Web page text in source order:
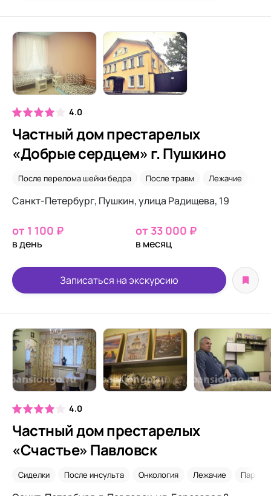
4.0
Частный дом престарелых
«Добрые сердцем» г. Пушкино
После перелома шейки бедра После травм Лежачие
Санкт-Петербург, Пушкин, улица Радищева, 19
от 1 100 ₽
в день
от 33 000 ₽
в месяц
Записаться на экскурсию
4.0
Частный дом престарелых
«Счастье» Павловск
Сиделки После инсульта Онкология Лежачие